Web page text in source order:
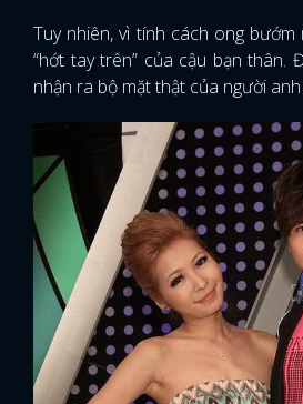
Tuy nhiên, vì tính cách ong
“hớt tay trên” của cậu bạn thân.
nhận ra bộ mặt thật của người anh